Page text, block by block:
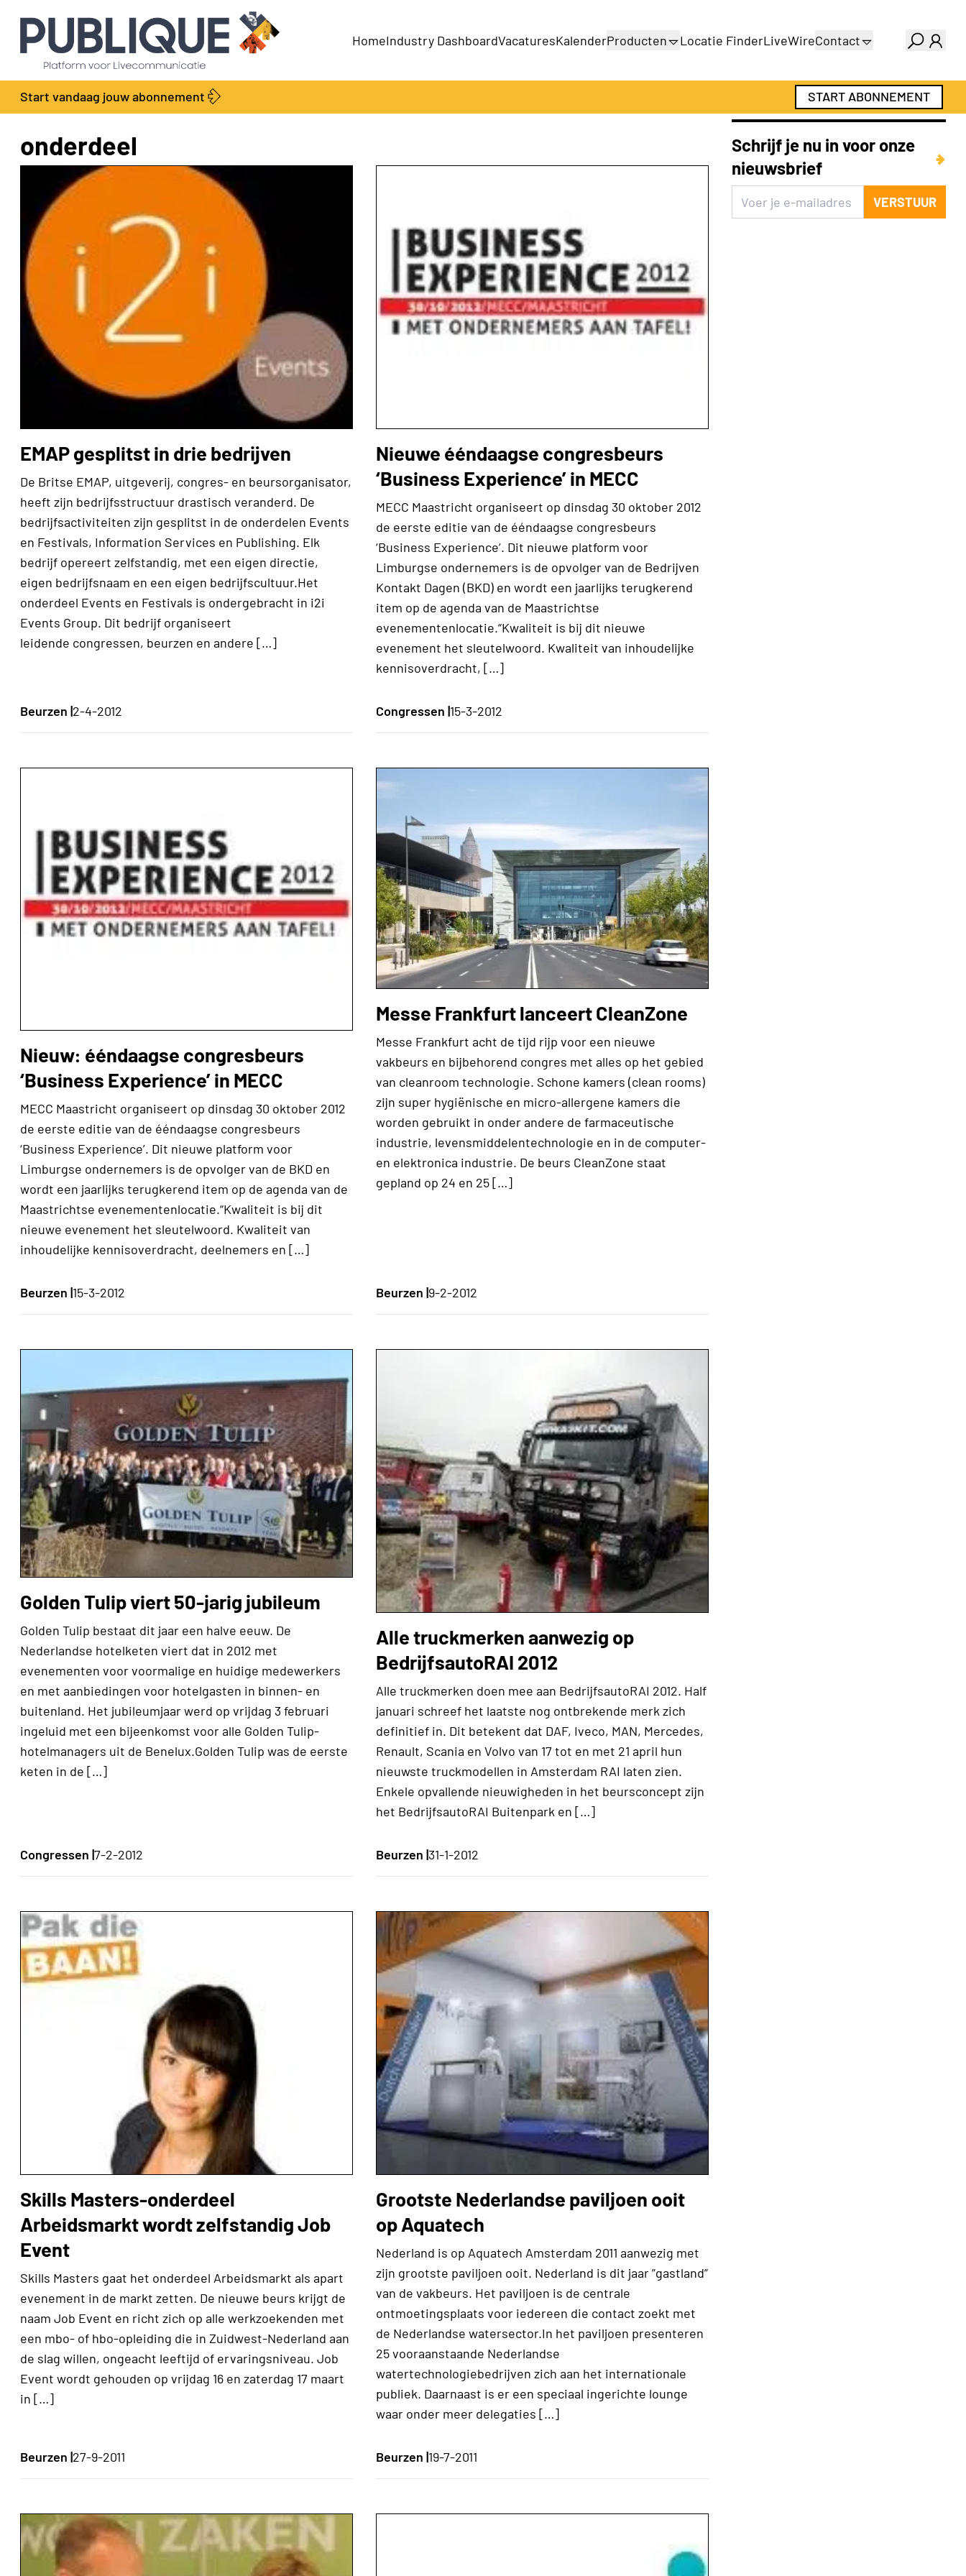
HomeIndustry DashboardVacaturesKalenderProducten
Productengids
Locatie FinderLiveWireContact
Adverteren
Abonnementen
Start vandaag jouw abonnement START ABONNEMENT
onderdeel
EMAP gesplitst in drie bedrijven
De Britse EMAP, uitgeverij, congres- en beursorganisator,
heeft zijn bedrijfsstructuur drastisch veranderd. De
bedrijfsactiviteiten zijn gesplitst in de onderdelen Events
en Festivals, Information Services en Publishing. Elk
bedrijf opereert zelfstandig, met een eigen directie,
eigen bedrijfsnaam en een eigen bedrijfscultuur.Het
onderdeel Events en Festivals is ondergebracht in i2i
Events Group. Dit bedrijf organiseert
leidende congressen, beurzen en andere […]
Beurzen |2-4-2012
Nieuwe ééndaagse congresbeurs
‘Business Experience’ in MECC
MECC Maastricht organiseert op dinsdag 30 oktober 2012
de eerste editie van de ééndaagse congresbeurs
‘Business Experience’. Dit nieuwe platform voor
Limburgse ondernemers is de opvolger van de Bedrijven
Kontakt Dagen (BKD) en wordt een jaarlijks terugkerend
item op de agenda van de Maastrichtse
evenementenlocatie.“Kwaliteit is bij dit nieuwe
evenement het sleutelwoord. Kwaliteit van inhoudelijke
kennisoverdracht, […]
Congressen |15-3-2012
Nieuw: ééndaagse congresbeurs
‘Business Experience’ in MECC
MECC Maastricht organiseert op dinsdag 30 oktober 2012
de eerste editie van de ééndaagse congresbeurs
‘Business Experience’. Dit nieuwe platform voor
Limburgse ondernemers is de opvolger van de BKD en
wordt een jaarlijks terugkerend item op de agenda van de
Maastrichtse evenementenlocatie.“Kwaliteit is bij dit
nieuwe evenement het sleutelwoord. Kwaliteit van
inhoudelijke kennisoverdracht, deelnemers en […]
Beurzen |15-3-2012
Messe Frankfurt lanceert CleanZone
Messe Frankfurt acht de tijd rijp voor een nieuwe
vakbeurs en bijbehorend congres met alles op het gebied
van cleanroom technologie. Schone kamers (clean rooms)
zijn super hygiënische en micro-allergene kamers die
worden gebruikt in onder andere de farmaceutische
industrie, levensmiddelentechnologie en in de computer-
en elektronica industrie. De beurs CleanZone staat
gepland op 24 en 25 […]
Beurzen |9-2-2012
Golden Tulip viert 50-jarig jubileum
Golden Tulip bestaat dit jaar een halve eeuw. De
Nederlandse hotelketen viert dat in 2012 met
evenementen voor voormalige en huidige medewerkers
en met aanbiedingen voor hotelgasten in binnen- en
buitenland. Het jubileumjaar werd op vrijdag 3 februari
ingeluid met een bijeenkomst voor alle Golden Tulip-
hotelmanagers uit de Benelux.Golden Tulip was de eerste
keten in de […]
Congressen |7-2-2012
Alle truckmerken aanwezig op
BedrijfsautoRAI 2012
Alle truckmerken doen mee aan BedrijfsautoRAI 2012. Half
januari schreef het laatste nog ontbrekende merk zich
definitief in. Dit betekent dat DAF, Iveco, MAN, Mercedes,
Renault, Scania en Volvo van 17 tot en met 21 april hun
nieuwste truckmodellen in Amsterdam RAI laten zien.
Enkele opvallende nieuwigheden in het beursconcept zijn
het BedrijfsautoRAI Buitenpark en […]
Beurzen |31-1-2012
Skills Masters-onderdeel
Arbeidsmarkt wordt zelfstandig Job
Event
Skills Masters gaat het onderdeel Arbeidsmarkt als apart
evenement in de markt zetten. De nieuwe beurs krijgt de
naam Job Event en richt zich op alle werkzoekenden met
een mbo- of hbo-opleiding die in Zuidwest-Nederland aan
de slag willen, ongeacht leeftijd of ervaringsniveau. Job
Event wordt gehouden op vrijdag 16 en zaterdag 17 maart
in […]
Beurzen |27-9-2011
Grootste Nederlandse paviljoen ooit
op Aquatech
Nederland is op Aquatech Amsterdam 2011 aanwezig met
zijn grootste paviljoen ooit. Nederland is dit jaar ”gastland”
van de vakbeurs. Het paviljoen is de centrale
ontmoetingsplaats voor iedereen die contact zoekt met
de Nederlandse watersector.In het paviljoen presenteren
25 vooraanstaande Nederlandse
watertechnologiebedrijven zich aan het internationale
publiek. Daarnaast is er een speciaal ingerichte lounge
waar onder meer delegaties […]
Beurzen |19-7-2011
Schrijf je nu in voor onze
nieuwsbrief
VERSTUUR